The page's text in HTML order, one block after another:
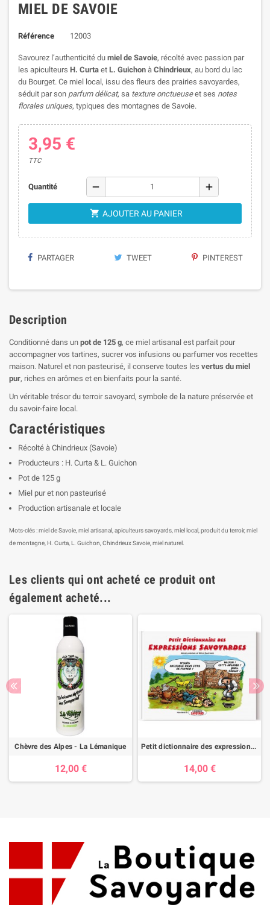
MIEL DE SAVOIE
Référence 12003
Savourez l’authenticité du miel de Savoie, récolté avec passion par
les apiculteurs H. Curta et L. Guichon à Chindrieux, au bord du lac
du Bourget. Ce miel local, issu des fleurs des prairies savoyardes,
séduit par son parfum délicat, sa texture onctueuseet ses notes
florales uniques, typiques des montagnes de Savoie.
3,95 €
TTC
Quantité remove add
 AJOUTER AU PANIER
PARTAGER TWEET PINTEREST
Description
Conditionné dans un pot de 125 g, ce miel artisanal est parfait pour
accompagner vos tartines, sucrer vos infusions ou parfumer vos recettes
maison. Naturel et non pasteurisé, il conserve toutes les vertus du miel
pur, riches en arômes et en bienfaits pour la santé.
Un véritable trésor du terroir savoyard, symbole de la nature préservée et
du savoir-faire local.
Caractéristiques
Récolté à Chindrieux (Savoie)
Producteurs : H. Curta & L. Guichon
Pot de 125 g
Miel pur et non pasteurisé
Production artisanale et locale
Mots-clés : miel de Savoie, miel artisanal, apiculteurs savoyards, miel local, produit du terroir, miel
de montagne, H. Curta, L. Guichon, Chindrieux Savoie, miel naturel.
Les clients qui ont acheté ce produit ont
également acheté...
Chèvre des Alpes - La Lémanique
12,00 €
Petit dictionnaire des expressions savoyardes
14,00 €